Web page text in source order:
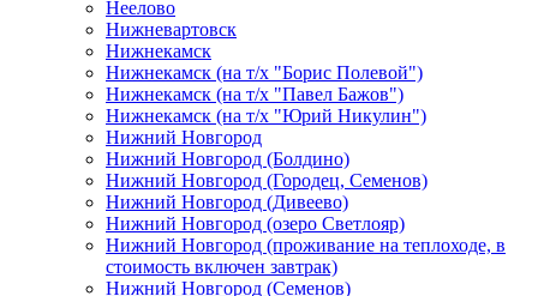
Неелово
Нижневартовск
Нижнекамск
Нижнекамск (на т/х "Борис Полевой")
Нижнекамск (на т/х "Павел Бажов")
Нижнекамск (на т/х "Юрий Никулин")
Нижний Новгород
Нижний Новгород (Болдино)
Нижний Новгород (Городец, Семенов)
Нижний Новгород (Дивеево)
Нижний Новгород (озеро Светлояр)
Нижний Новгород (проживание на теплоходе, в
стоимость включен завтрак)
Нижний Новгород (Семенов)